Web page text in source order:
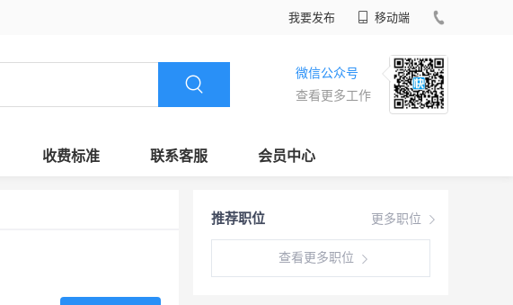
我要发布 移动端
微信公众号
查看更多工作
收费标准 联系客服 会员中心
更多职位
推荐职位
查看更多职位